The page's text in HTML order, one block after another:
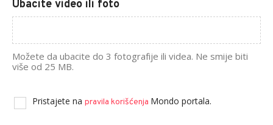
Ubacite video ili foto
Možete da ubacite do 3 fotografije ili videa. Ne smije biti
više od 25 MB.
Pristajete na pravila korišćenja Mondo portala.